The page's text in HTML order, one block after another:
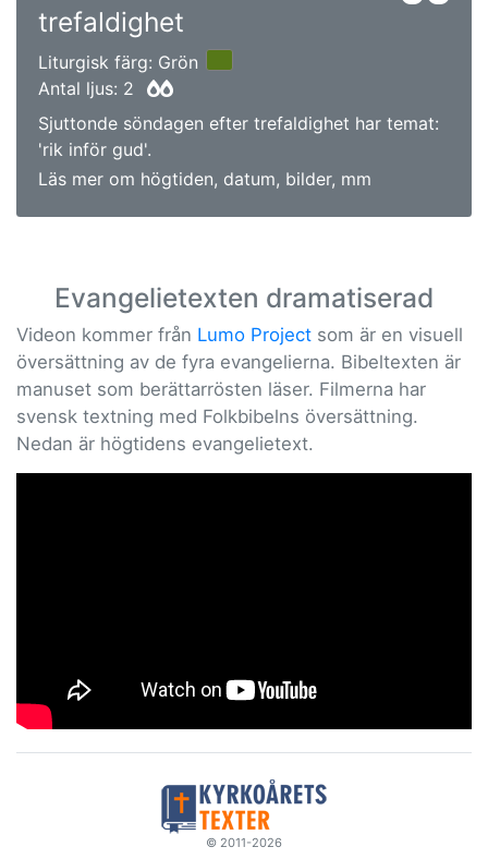
trefaldighet
Liturgisk färg: Grön
Antal ljus: 2
Sjuttonde söndagen efter trefaldighet har temat:
'rik inför gud'.
Läs mer om högtiden, datum, bilder, mm
Evangelietexten dramatiserad
Videon kommer från Lumo Project som är en visuell
översättning av de fyra evangelierna. Bibeltexten är
manuset som berättarrösten läser. Filmerna har
svensk textning med Folkbibelns översättning.
Nedan är högtidens evangelietext.
© 2011-2026